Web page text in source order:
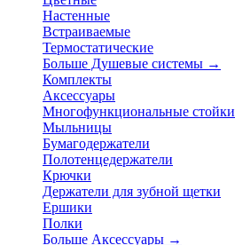
Настенные
Встраиваемые
Термостатические
Больше Душевые системы →
Комплекты
Аксессуары
Многофункциональные стойки
Мыльницы
Бумагодержатели
Полотенцедержатели
Крючки
Держатели для зубной щетки
Ершики
Полки
Больше Аксессуары →